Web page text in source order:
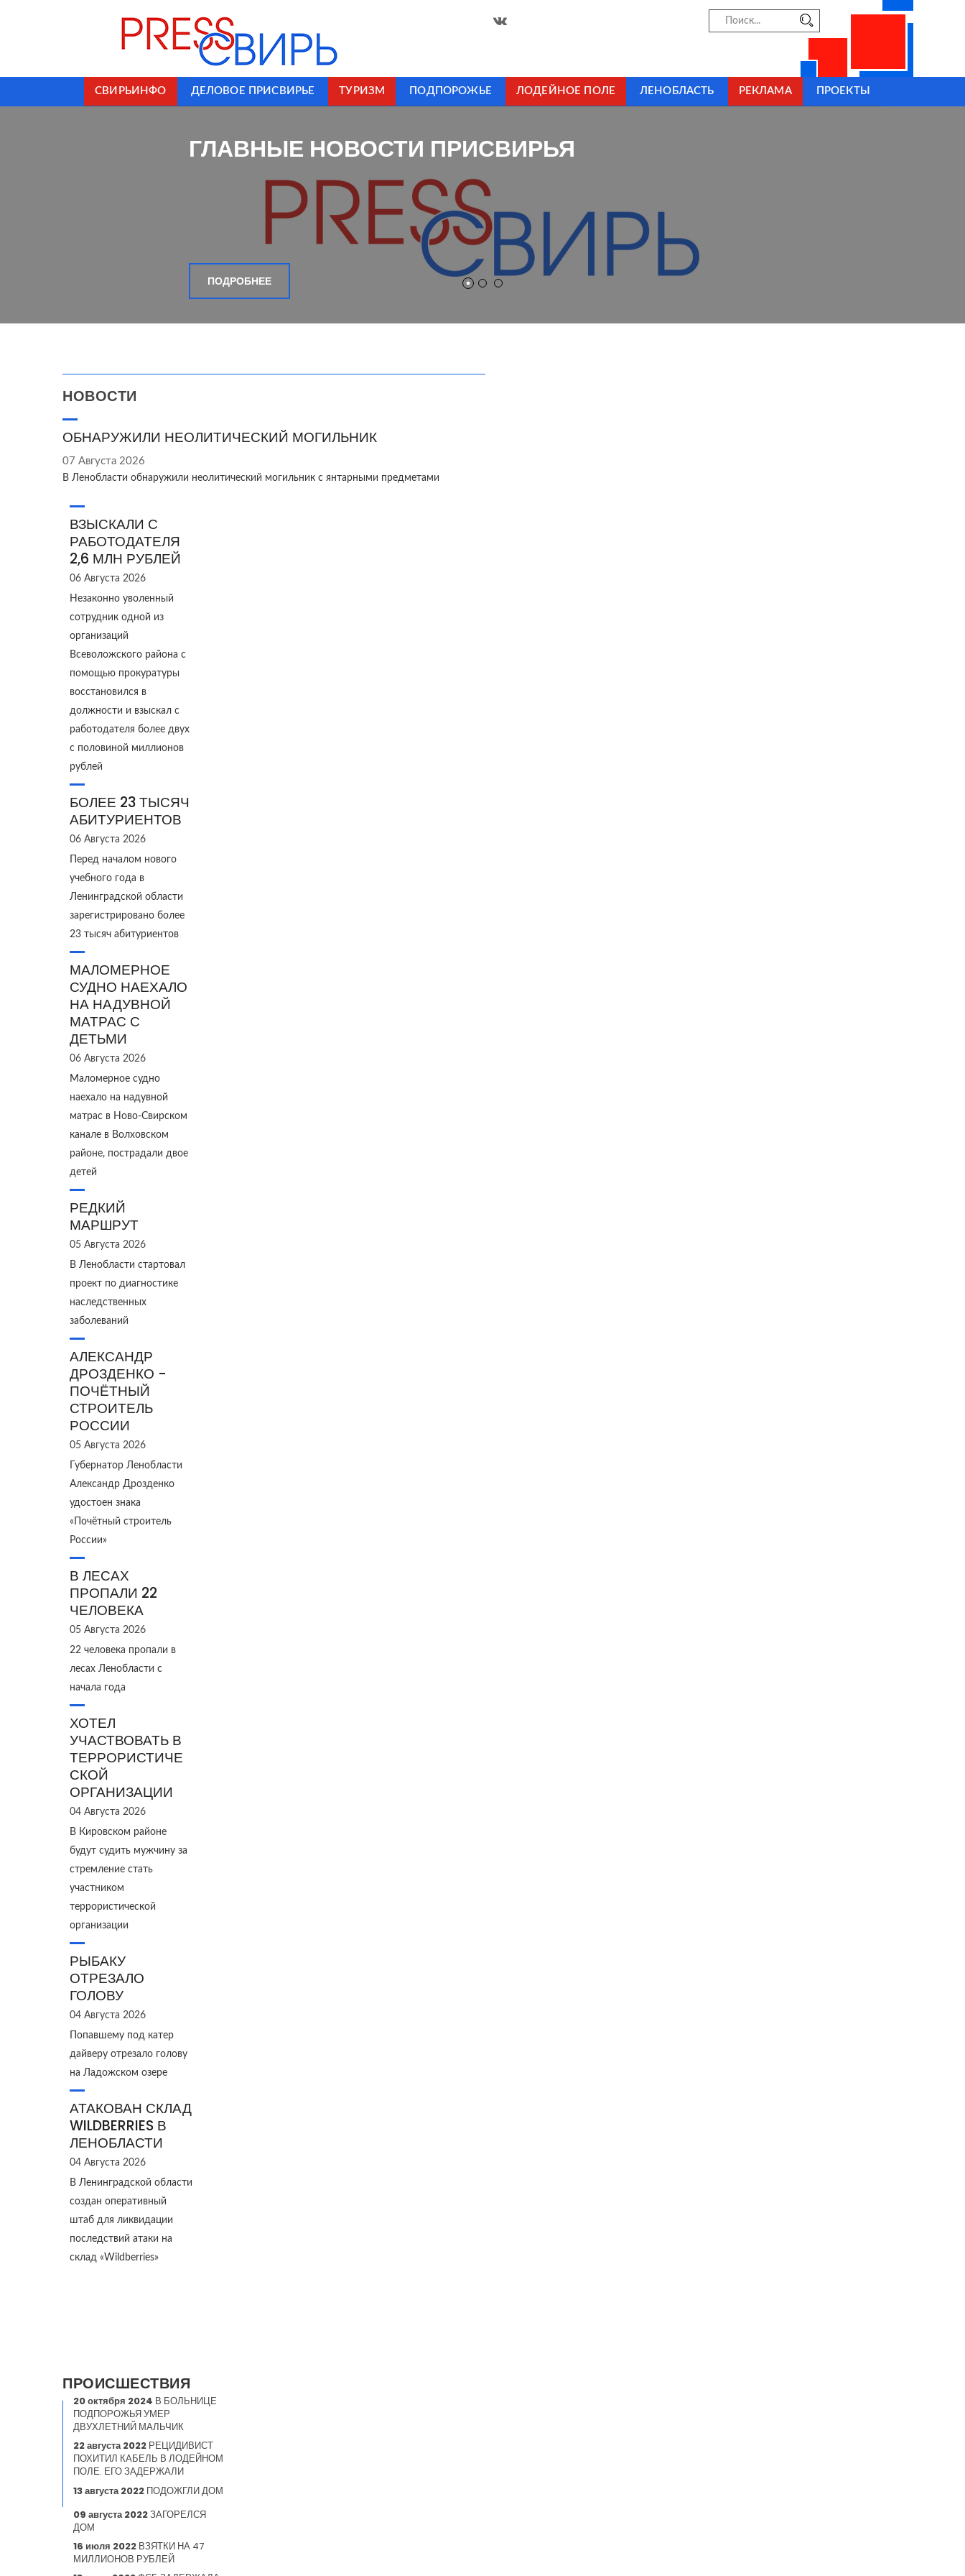
СВИРЬИНФО ДЕЛОВОЕ ПРИСВИРЬЕ ТУРИЗМ ПОДПОРОЖЬЕ ЛОДЕЙНОЕ ПОЛЕ ЛЕНОБЛАСТЬ РЕКЛАМА ПРОЕКТЫ
ГЛАВНЫЕ НОВОСТИ ПРИСВИРЬЯ
ПОДРОБНЕЕ
НОВОСТИ
ОБНАРУЖИЛИ НЕОЛИТИЧЕСКИЙ МОГИЛЬНИК
07 Августа 2026
В Ленобласти обнаружили неолитический могильник с янтарными предметами
ВЗЫСКАЛИ С
РАБОТОДАТЕЛЯ
2,6 МЛН РУБЛЕЙ
06 Августа 2026
Незаконно уволенный
сотрудник одной из
организаций
Всеволожского района с
помощью прокуратуры
восстановился в
должности и взыскал с
работодателя более двух
с половиной миллионов
рублей
БОЛЕЕ 23 ТЫСЯЧ
АБИТУРИЕНТОВ
06 Августа 2026
Перед началом нового
учебного года в
Ленинградской области
зарегистрировано более
23 тысяч абитуриентов
МАЛОМЕРНОЕ
СУДНО НАЕХАЛО
НА НАДУВНОЙ
МАТРАС С
ДЕТЬМИ
06 Августа 2026
Маломерное судно
наехало на надувной
матрас в Ново‑Свирском
канале в Волховском
районе, пострадали двое
детей
РЕДКИЙ
МАРШРУТ
05 Августа 2026
В Ленобласти стартовал
проект по диагностике
наследственных
заболеваний
АЛЕКСАНДР
ДРОЗДЕНКО -
ПОЧЁТНЫЙ
СТРОИТЕЛЬ
РОССИИ
05 Августа 2026
Губернатор Ленобласти
Александр Дрозденко
удостоен знака
«Почётный строитель
России»
В ЛЕСАХ
ПРОПАЛИ 22
ЧЕЛОВЕКА
05 Августа 2026
22 человека пропали в
лесах Ленобласти с
начала года
ХОТЕЛ
УЧАСТВОВАТЬ В
ТЕРРОРИСТИЧЕ
СКОЙ
ОРГАНИЗАЦИИ
04 Августа 2026
В Кировском районе
будут судить мужчину за
стремление стать
участником
террористической
организации
РЫБАКУ
ОТРЕЗАЛО
ГОЛОВУ
04 Августа 2026
Попавшему под катер
дайверу отрезало голову
на Ладожском озере
АТАКОВАН СКЛАД
WILDBERRIES В
ЛЕНОБЛАСТИ
04 Августа 2026
В Ленинградской области
создан оперативный
штаб для ликвидации
последствий атаки на
склад «Wildberries»
ПРОИСШЕСТВИЯ
20 октября 2024 В БОЛЬНИЦЕ
ПОДПОРОЖЬЯ УМЕР
ДВУХЛЕТНИЙ МАЛЬЧИК
22 августа 2022 РЕЦИДИВИСТ
ПОХИТИЛ КАБЕЛЬ В ЛОДЕЙНОМ
ПОЛЕ. ЕГО ЗАДЕРЖАЛИ
13 августа 2022 ПОДОЖГЛИ ДОМ
09 августа 2022ЗАГОРЕЛСЯ
ДОМ
16 июля 2022 ВЗЯТКИ НА 47
МИЛЛИОНОВ РУБЛЕЙ